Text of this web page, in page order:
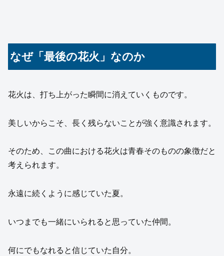
なぜ「最後の花火」なのか
花火は、打ち上がった瞬間に消えていくものです。
美しいからこそ、長く残らないことが強く意識されます。
そのため、この曲における花火は青春そのものの象徴だと
考えられます。
永遠に続くように感じていた夏。
いつまでも一緒にいられると思っていた仲間。
何にでもなれると信じていた自分。